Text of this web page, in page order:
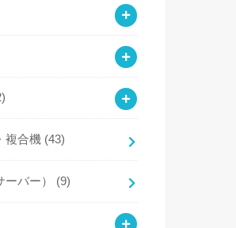
複合機 (43)
ーバー） (9)